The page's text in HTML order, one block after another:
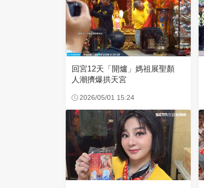
回宮12天「開爐」媽祖展聖顏
人潮擠爆拱天宮
2026/05/01 15:24